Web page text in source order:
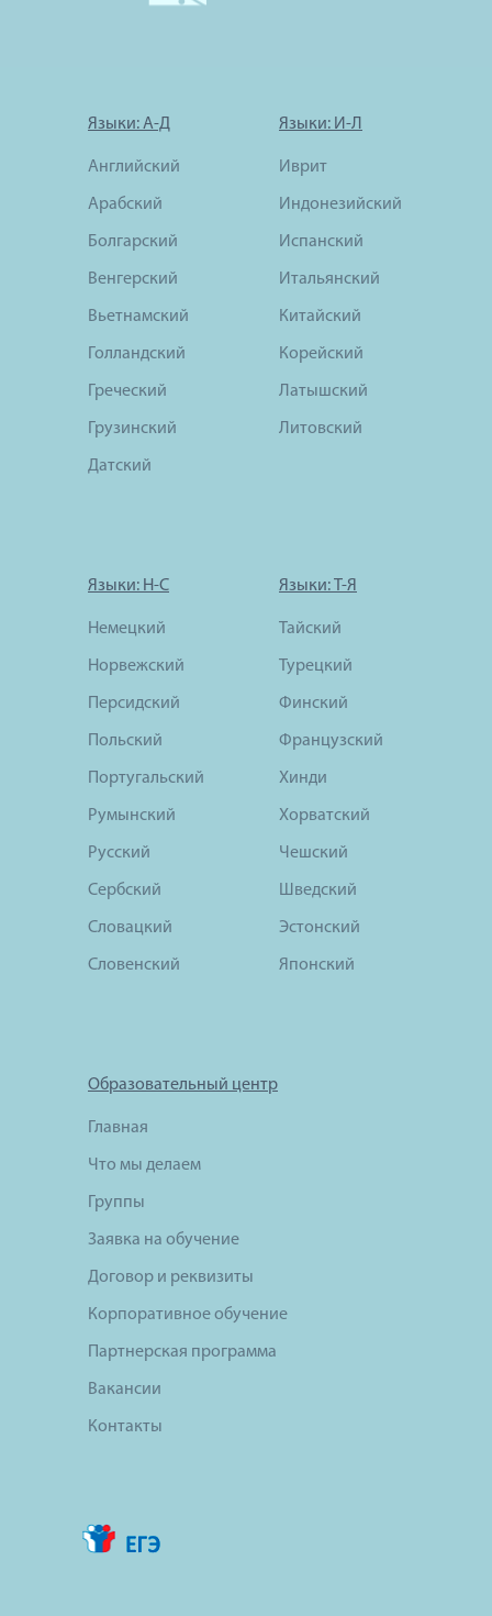
Языки: А-Д
Английский
Арабский
Болгарский
Венгерский
Вьетнамский
Голландский
Греческий
Грузинский
Датский
Языки: И-Л
Иврит
Индонезийский
Испанский
Итальянский
Китайский
Корейский
Латышский
Литовский
Языки: Н-С
Немецкий
Норвежский
Персидский
Польский
Португальский
Румынский
Русский
Сербский
Словацкий
Словенский
Языки: Т-Я
Тайский
Турецкий
Финский
Французский
Хинди
Хорватский
Чешский
Шведский
Эстонский
Японский
Образовательный центр
Главная
Что мы делаем
Группы
Заявка на обучение
Договор и реквизиты
Корпоративное обучение
Партнерская программа
Вакансии
Контакты